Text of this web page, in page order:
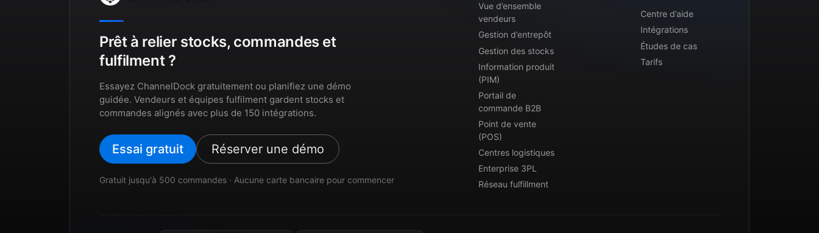
Prêt à relier stocks, commandes et
fulfilment ?
Essayez ChannelDock gratuitement ou planifiez une démo
guidée. Vendeurs et équipes fulfilment gardent stocks et
commandes alignés avec plus de 150 intégrations.
Essai gratuit Réserver une démo
Gratuit jusqu'à 500 commandes · Aucune carte bancaire pour commencer
Vue d’ensemble
vendeurs
Gestion d’entrepôt
Gestion des stocks
Information produit
(PIM)
Portail de
commande B2B
Point de vente
(POS)
Centres logistiques
Enterprise 3PL
Réseau fulfillment
Centre d’aide
Intégrations
Études de cas
Tarifs